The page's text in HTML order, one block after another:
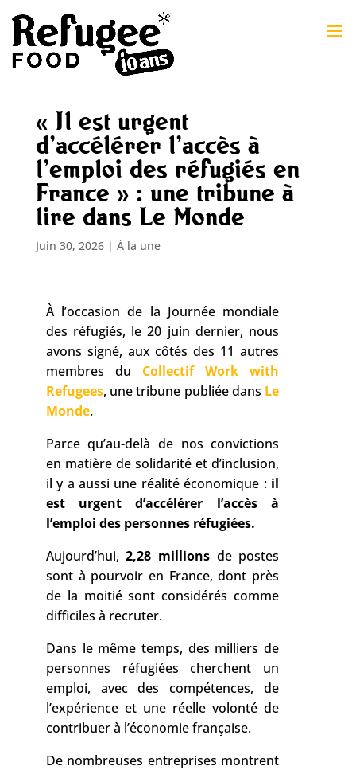
« Il est urgent
d’accélérer l’accès à
l’emploi des réfugiés en
France » : une tribune à
lire dans Le Monde
Juin 30, 2026| À la une
À l’occasion de la Journée mondiale
des réfugiés, le 20 juin dernier, nous
avons signé, aux côtés des 11 autres
membres du Collectif Work with
Refugees, une tribune publiée dans Le
Monde.
Parce qu’au-delà de nos convictions
en matière de solidarité et d’inclusion,
il y a aussi une réalité économique : il
est urgent d’accélérer l’accèsà
l’emploi des personnes réfugiées.
Aujourd’hui,2,28 millions de postes
sont à pourvoir en France, dont près
de la moitié sont considérés comme
difficiles à recruter.
Dans le même temps, des milliers de
personnes réfugiées cherchent un
emploi, avec des compétences, de
l’expérience et une réelle volonté de
contribuer à l’économie française.
De nombreuses entreprises montrent